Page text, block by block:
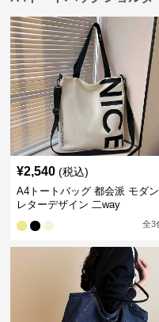
¥2,540 (税込)
A4トートバッグ 都会派 モダン
レターデザイン 二way
全3